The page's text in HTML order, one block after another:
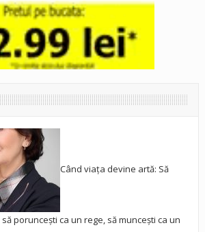
Când viața devine artă: Să
poruncești ca un rege, să muncești ca un